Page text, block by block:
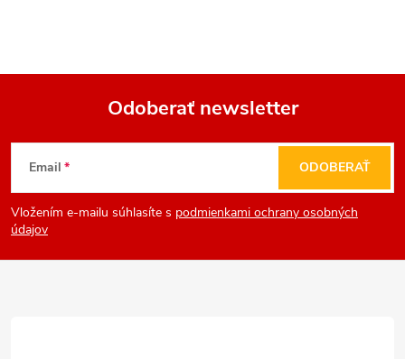
Z
á
p
Odoberať newsletter
Email
Vložením e-mailu súhlasíte s podmienkami ochrany osobných
údajov
ODOBERAŤ